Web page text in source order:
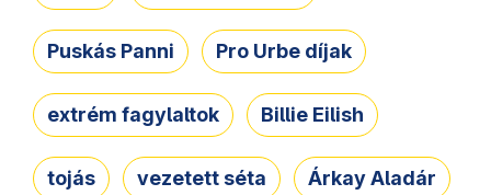
Puskás Panni Pro Urbe díjak
extrém fagylaltok Billie Eilish
tojás vezetett séta Árkay Aladár